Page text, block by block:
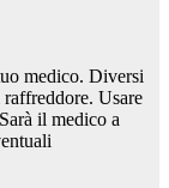
medico. Diversi
Usare
il medico a